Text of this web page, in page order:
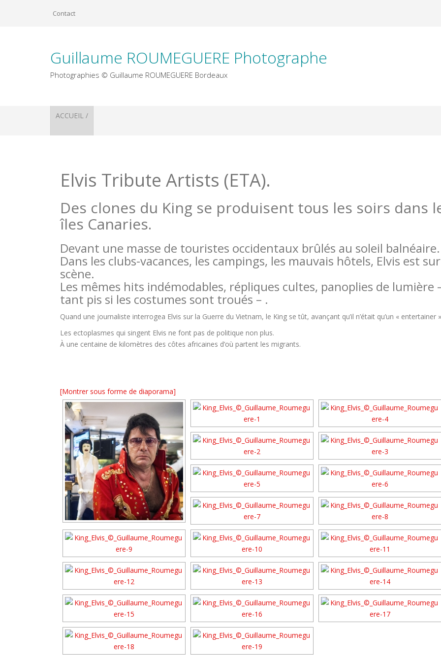
Contact
Guillaume ROUMEGUERE Photographe
Photographies © Guillaume ROUMEGUERE Bordeaux
ACCUEIL /
Elvis Tribute Artists (ETA).
Des clones du King se produisent tous les soirs dans
îles Canaries.
Devant une masse de touristes occidentaux brûlés au soleil balnéaire.
Dans les clubs-vacances, les campings, les mauvais hôtels, Elvis est sur
scène.
Les mêmes hits indémodables, répliques cultes, panoplies de lumière
tant pis si les costumes sont troués – .
Quand une journaliste interrogea Elvis sur la Guerre du Vietnam, le King se tût, avançant qu’il n’était qu’un « entertainer
Les ectoplasmes qui singent Elvis ne font pas de politique non plus.
À une centaine de kilomètres des côtes africaines d’où partent les migrants.
[Montrer sous forme de diaporama]